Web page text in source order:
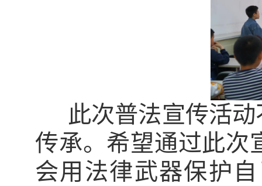
此次普法宣传活动
传承。希望通过此次
会用法律武器保护